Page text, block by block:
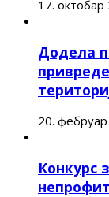
17. октобар
Додела
20.
Конкурс